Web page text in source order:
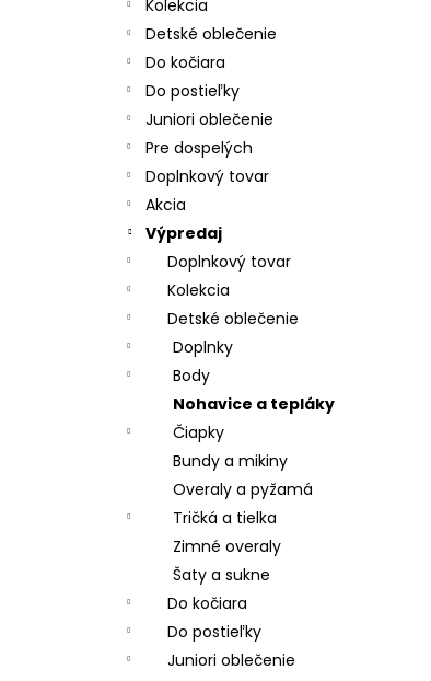
Kolekcia
Detské oblečenie
Do kočiara
Do postieľky
Juniori oblečenie
Pre dospelých
Doplnkový tovar
Akcia
Výpredaj
Doplnkový tovar
Kolekcia
Detské oblečenie
Doplnky
Body
Nohavice a tepláky
Čiapky
Bundy a mikiny
Overaly a pyžamá
Tričká a tielka
Zimné overaly
Šaty a sukne
Do kočiara
Do postieľky
Juniori oblečenie
€54,58